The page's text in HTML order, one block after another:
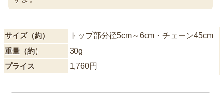
サイズ（約）
トップ部分径5cm～6cm・チェーン45cm
重量（約）
30g
プライス
1,760円